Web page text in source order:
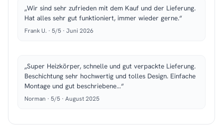
„Wir sind sehr zufrieden mit dem Kauf und der Lieferung.
Hat alles sehr gut funktioniert, immer wieder gerne.“
Frank U. · 5/5 · Juni 2026
„Super Heizkörper, schnelle und gut verpackte Lieferung.
Beschichtung sehr hochwertig und tolles Design. Einfache
Montage und gut beschriebene…“
Norman · 5/5 · August 2025